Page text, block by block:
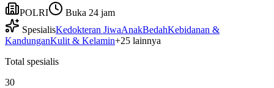
POLRI
Buka 24 jam
SpesialisKedokteran JiwaAnakBedahKebidanan &
KandunganKulit & Kelamin+25 lainnya
Total spesialis
30